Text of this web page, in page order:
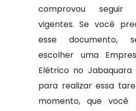
comprovou seguir
vigentes. Se você
esse documento,
escolher uma
Elétrico no Jabaquara
para realizar essa
momento, que você